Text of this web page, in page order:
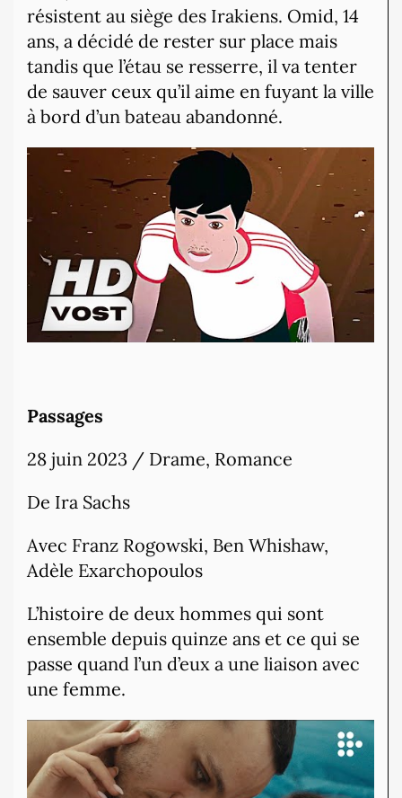
résistent au siège des Irakiens. Omid, 14
ans, a décidé de rester sur place mais
tandis que l’étau se resserre, il va tenter
de sauver ceux qu’il aime en fuyant la ville
à bord d’un bateau abandonné.
Passages
28 juin 2023 / Drame, Romance
De Ira Sachs
Avec Franz Rogowski, Ben Whishaw,
Adèle Exarchopoulos
L’histoire de deux hommes qui sont
ensemble depuis quinze ans et ce qui se
passe quand l’un d’eux a une liaison avec
une femme.